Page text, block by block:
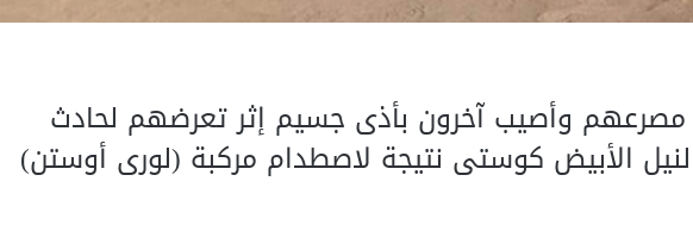
وأصيب آخرون بأذى جسيم إثر تعرضهم لحادث
الأبيض كوستى نتيجة لاصطدام مركبة (لورى أوستن)